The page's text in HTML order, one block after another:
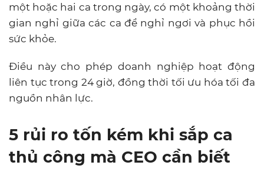
một hoặc hai ca trong ngày, có một khoảng thời
gian nghỉ giữa các ca để nghỉ ngơi và phục hồi
sức khỏe.
Điều này cho phép doanh nghiệp hoạt động
liên tục trong 24 giờ, đồng thời tối ưu hóa tối đa
nguồn nhân lực.
5 rủi ro tốn kém khi sắp ca
thủ công mà CEO cần biết